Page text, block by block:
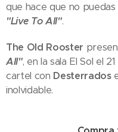
que hace que no
"Live To All".
The Old Rooster
All", en la sala El Sol el
cartel con Desterrados
inolvidable.